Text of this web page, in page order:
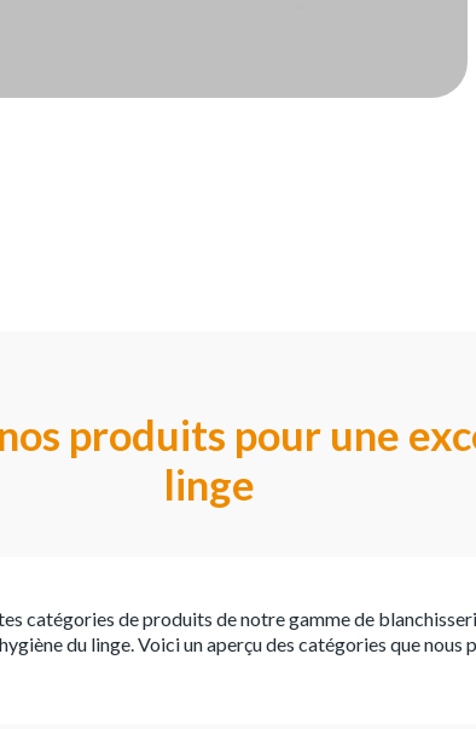
produits pour une
linge
catégories de produits de notre gamme de
du linge. Voici un aperçu des catégories que nous